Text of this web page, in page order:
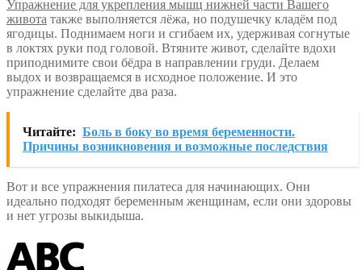
Упражнение для укрепления мышц нижней части Вашего
живота также выполняется лёжа, но подушечку кладём под
ягодицы. Поднимаем ноги и сгибаем их, удерживая согнутые
в локтях руки под головой. Втяните живот, сделайте вдохи
приподнимите свои бёдра в направлении груди. Делаем
выдох и возвращаемся в исходное положение. И это
упражнение сделайте два раза.
Читайте: Боль в боку во время беременности.
Причины возникновения и возможные последствия
Вот и все упражнения пилатеса для начинающих. Они
идеально подходят беременным женщинам, если они здоровы
и нет угрозы выкидыша.